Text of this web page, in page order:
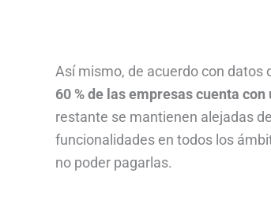
Así mismo, de acuerdo con datos
60 % de las empresas cuenta
restante se mantienen alejadas
funcionalidades en todos los
no poder pagarlas.